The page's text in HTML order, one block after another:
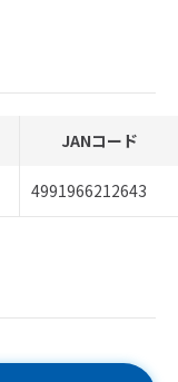
JANコード
4991966212643